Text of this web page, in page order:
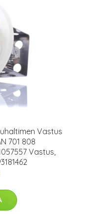
Vastus
701 808
Vastus,